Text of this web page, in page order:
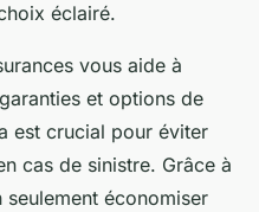
éclairé.
vous aide à
et options de
est crucial pour éviter
cas de sinistre. Grâce à
économiser